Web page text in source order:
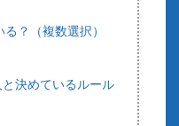
？（複数選択）
決めているルール